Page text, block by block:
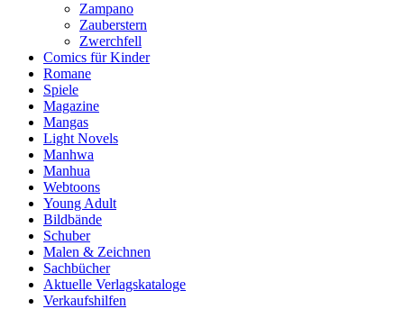
Zampano
Zauberstern
Zwerchfell
Comics für Kinder
Romane
Spiele
Magazine
Mangas
Light Novels
Manhwa
Manhua
Webtoons
Young Adult
Bildbände
Schuber
Malen & Zeichnen
Sachbücher
Aktuelle Verlagskataloge
Verkaufshilfen